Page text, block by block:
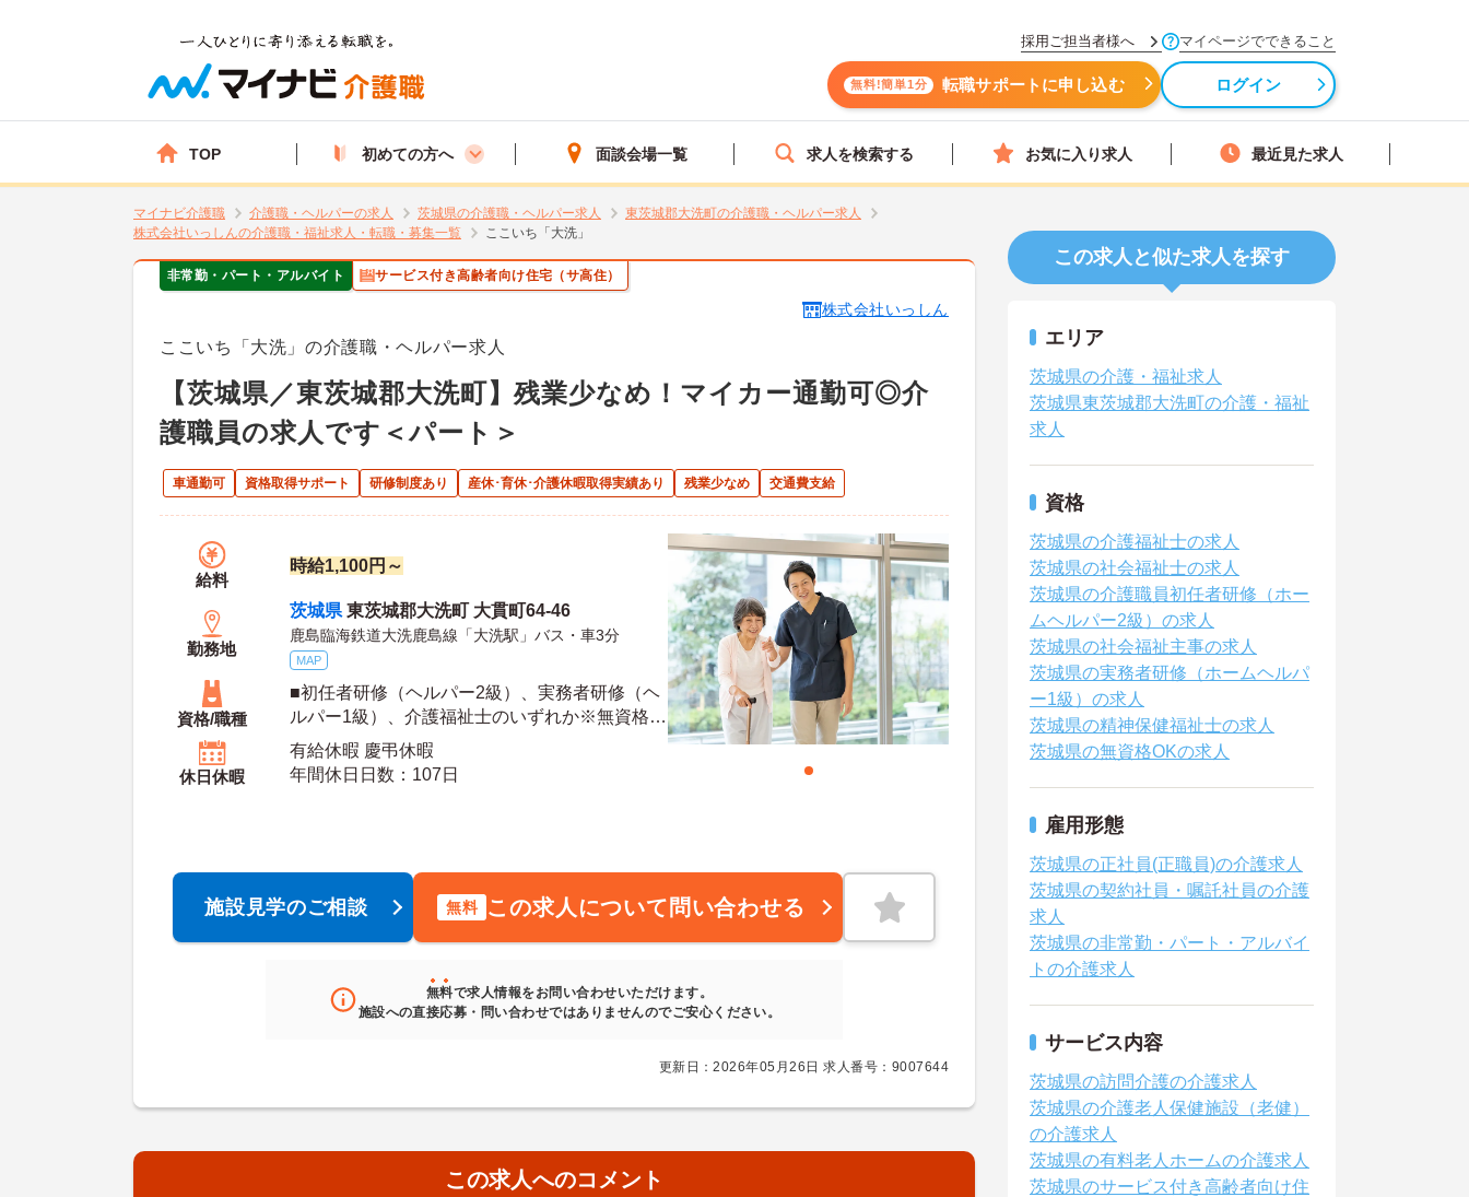
採用ご担当者様へ マイページでできること
無料!簡単1分 転職サポートに申し込む ログイン
TOP 初めての方へ 面談会場一覧 求人を検索する お気に入り求人 最近見た求人
マイナビ介護職 介護職・ヘルパーの求人 茨城県の介護職・ヘルパー求人
東茨城郡大洗町の介護職・ヘルパー求人
株式会社いっしんの介護職・福祉求人・転職・募集一覧
ここいち「大洗」
非常勤・パート・アルバイト サービス付き高齢者向け住宅（サ高住）
株式会社いっしん
ここいち「大洗」の介護職・ヘルパー求人
【茨城県／東茨城郡大洗町】残業少なめ！マイカー通勤可◎介
護職員の求人です＜パート＞
車通勤可 資格取得サポート 研修制度あり 産休･育休･介護休暇取得実績あり 残業少なめ 交通費支給
給料
時給1,100円～
勤務地
茨城県 東茨城郡大洗町 大貫町64-46
鹿島臨海鉄道大洗鹿島線「大洗駅」バス・車3分
MAP
資格/職種
■初任者研修（ヘルパー2級）、実務者研修（ヘ
ルパー1級）、介護福祉士のいずれか※無資格未
経験も相談可 ■普通自動車運転免許
休日休暇
有給休暇 慶弔休暇
年間休日日数：107日
施設見学のご相談 無料 この求人について問い合わせる
無料で求人情報をお問い合わせいただけます。
施設への直接応募・問い合わせではありませんのでご安心ください。
更新日：2026年05月26日 求人番号：9007644
この求人へのコメント
この求人と似た求人を探す
エリア
茨城県の介護・福祉求人
茨城県東茨城郡大洗町の介護・福祉
求人
資格
茨城県の介護福祉士の求人
茨城県の社会福祉士の求人
茨城県の介護職員初任者研修（ホー
ムヘルパー2級）の求人
茨城県の社会福祉主事の求人
茨城県の実務者研修（ホームヘルパ
ー1級）の求人
茨城県の精神保健福祉士の求人
茨城県の無資格OKの求人
雇用形態
茨城県の正社員(正職員)の介護求人
茨城県の契約社員・嘱託社員の介護
求人
茨城県の非常勤・パート・アルバイ
トの介護求人
サービス内容
茨城県の訪問介護の介護求人
茨城県の介護老人保健施設（老健）
の介護求人
茨城県の有料老人ホームの介護求人
茨城県のサービス付き高齢者向け住